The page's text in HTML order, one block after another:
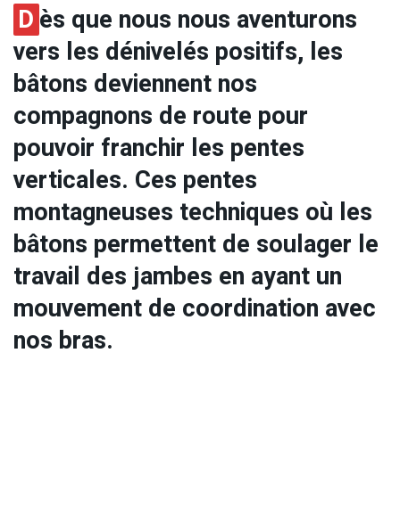
D ès que nous nous aventurons
vers les dénivelés positifs, les
bâtons deviennent nos
compagnons de route pour
pouvoir franchir les pentes
verticales. Ces pentes
montagneuses techniques où les
bâtons permettent de soulager le
travail des jambes en ayant un
mouvement de coordination avec
nos bras.